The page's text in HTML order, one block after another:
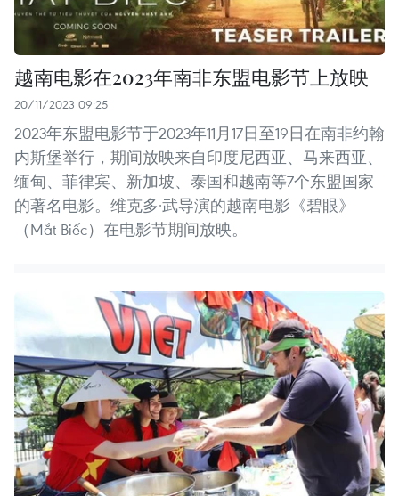
越南电影在2023年南非东盟电影节上放映
20/11/2023 09:25
2023年东盟电影节于2023年11月17日至19日在南非约翰
内斯堡举行，期间放映来自印度尼西亚、马来西亚、
缅甸、菲律宾、新加坡、泰国和越南等7个东盟国家
的著名电影。维克多·武导演的越南电影《碧眼》
（Mắt Biếc）在电影节期间放映。